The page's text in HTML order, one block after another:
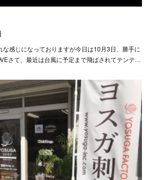
な感じになっておりますが今日は10月3日、勝手に
さて、最近は台風に予定まで飛ばされてテンテ…